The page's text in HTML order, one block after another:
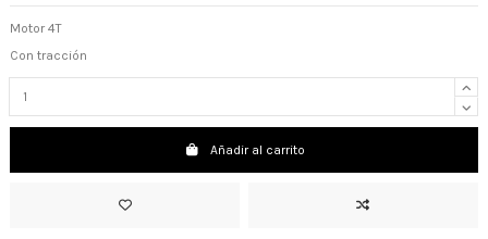
Motor 4T
Con tracción
Añadir al carrito